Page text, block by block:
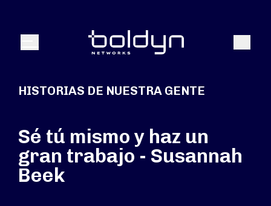
Menú Buscar
HISTORIAS DE NUESTRA GENTE
Sé tú mismo y haz un
gran trabajo - Susannah
Beek